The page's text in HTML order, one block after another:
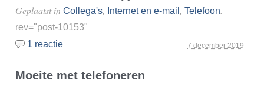
7 december 2019
Geplaatst in Collega's, Internet en e-mail , Telefoon.
rev="post-10153"
1 reactie
Moeite met telefoneren